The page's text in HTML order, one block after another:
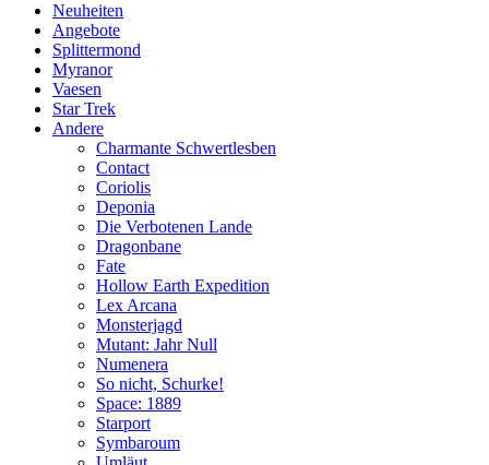
Neuheiten
Angebote
Splittermond
Myranor
Vaesen
Star Trek
Andere
Charmante Schwertlesben
Contact
Coriolis
Deponia
Die Verbotenen Lande
Dragonbane
Fate
Hollow Earth Expedition
Lex Arcana
Monsterjagd
Mutant: Jahr Null
Numenera
So nicht, Schurke!
Space: 1889
Starport
Symbaroum